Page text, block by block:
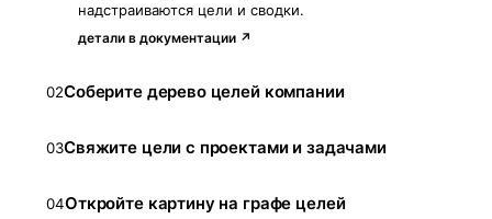
надстраиваются цели и сводки.
детали в документации ↗
02Соберите дерево целей компании
03Свяжите цели с проектами и задачами
04Откройте картину на графе целей